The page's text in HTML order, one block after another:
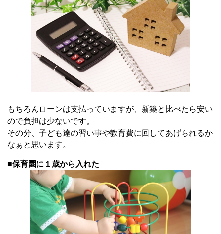
もちろんローンは支払っていますが、新築と比べたら安い
ので負担は少ないです。
その分、子ども達の習い事や教育費に回してあげられるか
なぁと思います。
■保育園に１歳から入れた